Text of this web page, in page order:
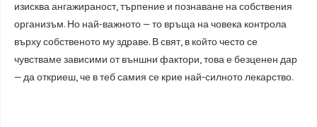
изисква ангажираност, търпение и познаване на собствения
организъм. Но най-важното — то връща на човека контрола
върху собственото му здраве. В свят, в който често се
чувстваме зависими от външни фактори, това е безценен дар
— да откриеш, че в теб самия се крие най-силното лекарство.